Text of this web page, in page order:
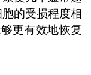
的受损程度相
更有效地恢复